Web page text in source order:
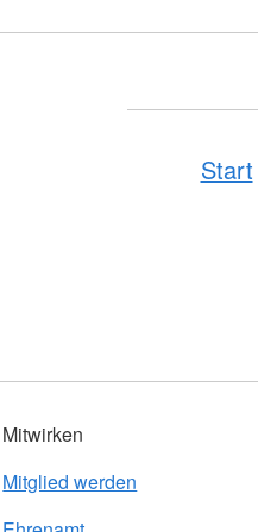
Start
Mitwirken
Mitglied werden